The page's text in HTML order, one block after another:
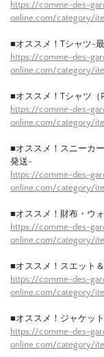
https://comme-des-
online.com/category/
■オススメ！Tシャツ-
https://comme-des-
online.com/category/
■オススメ！Tシャツ
https://comme-des-
online.com/category/
■オススメ！スニーカ
発送-
https://comme-des-
online.com/category/
■オススメ！財布・ウ
https://comme-des-
online.com/category/
■オススメ！スエット
https://comme-des-
online.com/category/
■オススメ！ジャケッ
https://comme-des-
online.com/category/